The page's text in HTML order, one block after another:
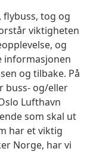
flybuss, tog og
viktigheten
og
informasjonen
og tilbake. På
buss- og/eller
Lufthavn
som skal ut
har et viktig
Norge, har vi